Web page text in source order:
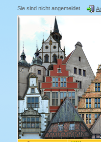
Sie sind nicht angemeldet.